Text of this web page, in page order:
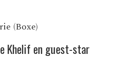
Khelif en guest-star